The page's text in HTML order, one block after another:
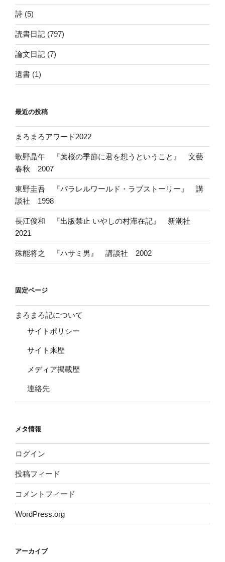
詩 (5)
読書日記 (797)
論文日記 (7)
遺書 (1)
最近の投稿
まろまろアワード2022
歌野晶午 『葉桜の季節に君を想うということ』 文藝
春秋 2007
東野圭吾 『パラレルワールド・ラブストーリー』 講
談社 1998
長江俊和 『出版禁止 いやしの村滞在記』 新潮社
2021
殊能将之 『ハサミ男』 講談社 2002
固定ページ
まろまろ記について
サイトポリシー
サイト来歴
メディア掲載歴
連絡先
メタ情報
ログイン
投稿フィード
コメントフィード
WordPress.org
アーカイブ